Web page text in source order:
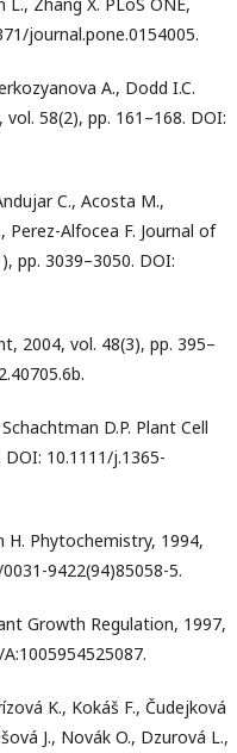
L., Zhang X. PLoS ONE,
journal.pone.0154005.
A., Dodd I.C.
58(2), pp. 161–168. DOI:
C., Acosta M.,
Perez-Alfocea F. Journal of
pp. 3039–3050. DOI:
2004, vol. 48(3), pp. 395–
D.P. Plant Cell
DOI: 10.1111/j.1365-
H. Phytochemistry, 1994,
9422(94)85058-5.
Growth Regulation, 1997,
K., Kokáš F., Čudejková
J., Novák O., Dzurová L.,